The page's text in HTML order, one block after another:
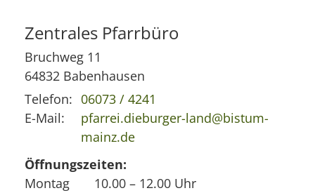
Zentrales Pfarrbüro
Bruchweg 11
64832 Babenhausen
Telefon: 06073 / 4241
E-Mail:
pfarrei.dieburger-land@bistum-
mainz.de
Öffnungszeiten:
Montag 10.00 – 12.00 Uhr